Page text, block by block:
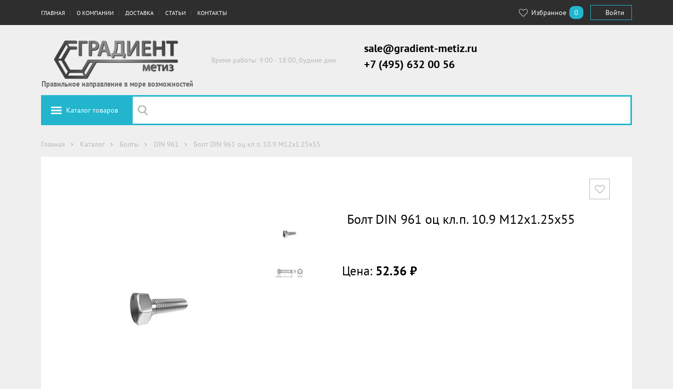
ГЛАВНАЯ О КОМПАНИИ ДОСТАВКА СТАТЬИ КОНТАКТЫ Избранное 0 Войти
Правильное направление в море возможностей
Время работы: 9:00 - 18:00, будние дни
sale@gradient-metiz.ru
+7 (495) 632 00 56
Каталог товаров
Главная Каталог Болты DIN 961 Болт DIN 961 оц кл.п. 10.9 М12х1.25х55
Болт DIN 961 оц кл.п. 10.9 М12х1.25х55
Цена: 52.36 руб.